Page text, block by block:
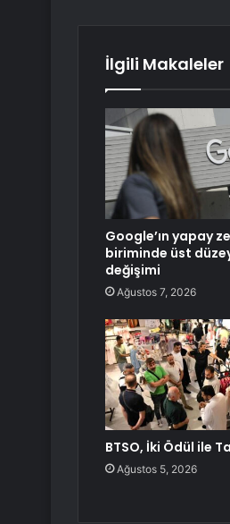
İlgili Makaleler
Google’ın yapay
biriminde üst
değişimi
Ağustos 7, 2026
BTSO, İki Ödül ile
Ağustos 5, 2026